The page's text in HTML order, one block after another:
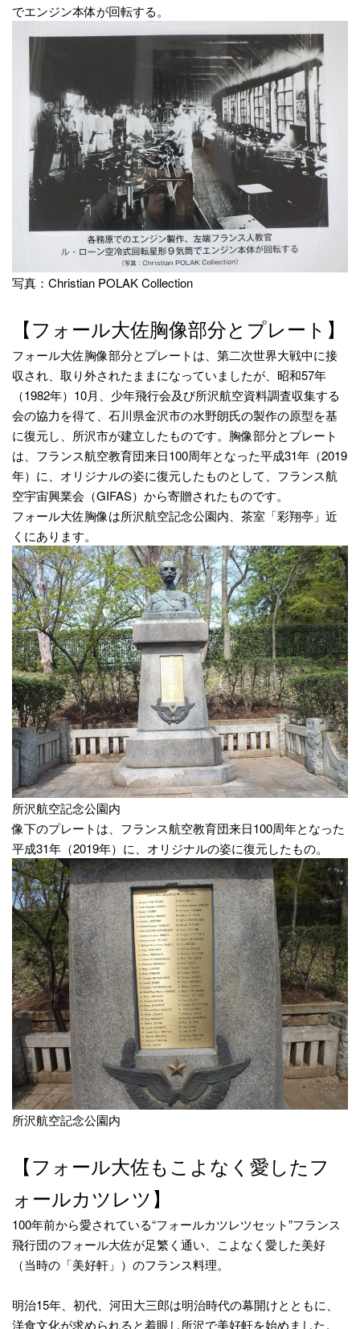
でエンジン本体が回転する。
写真：Christian POLAK Collection
【フォール大佐胸像部分とプレート】
フォール大佐胸像部分とプレートは、第二次世界大戦中に接
収され、取り外されたままになっていましたが、昭和57年
（1982年）10月、少年飛行会及び所沢航空資料調査収集する
会の協力を得て、石川県金沢市の水野朗氏の製作の原型を基
に復元し、所沢市が建立したものです。胸像部分とプレート
は、フランス航空教育団来日100周年となった平成31年（2019
年）に、オリジナルの姿に復元したものとして、フランス航
空宇宙興業会（GIFAS）から寄贈されたものです。
フォール大佐胸像は所沢航空記念公園内、茶室「彩翔亭」近
くにあります。
所沢航空記念公園内
像下のプレートは、フランス航空教育団来日100周年となった
平成31年（2019年）に、オリジナルの姿に復元したもの。
所沢航空記念公園内
【フォール大佐もこよなく愛したフ
ォールカツレツ】
100年前から愛されている“フォールカツレツセット”フランス
飛行団のフォール大佐が足繁く通い、こよなく愛した美好
（当時の「美好軒」）のフランス料理。
明治15年、初代、河田大三郎は明治時代の幕開けとともに、
洋食文化が求められると着眼し所沢で美好軒を始めました。